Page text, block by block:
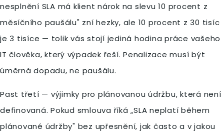
nesplnění SLA má klient nárok na slevu 10 procent z
měsíčního paušálu" zní hezky, ale 10 procent z 30 tisíc
je 3 tisíce — tolik vás stojí jediná hodina práce vašeho
IT člověka, který výpadek řeší. Penalizace musí být
úměrná dopadu, ne paušálu.
Past třetí — výjimky pro plánovanou údržbu, která není
definovaná. Pokud smlouva říká „SLA neplatí během
plánované údržby" bez upřesnění, jak často a v jakou